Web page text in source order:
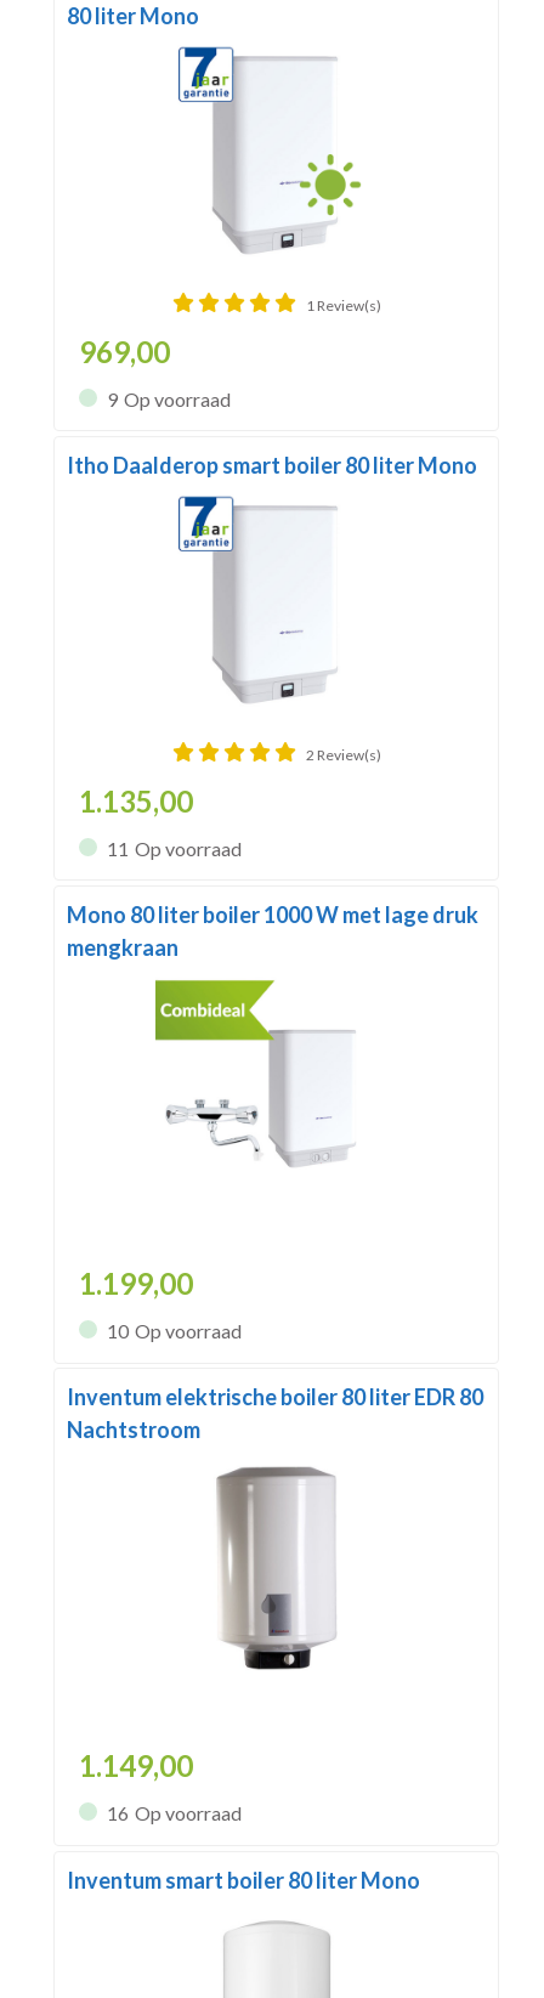
80 liter Mono
1 Review(s)
969,00
9 Op voorraad
Itho Daalderop smart boiler 80 liter Mono
2 Review(s)
1.135,00
11 Op voorraad
Mono 80 liter boiler 1000 W met lage druk
mengkraan
1.199,00
10 Op voorraad
Inventum elektrische boiler 80 liter EDR 80
Nachtstroom
1.149,00
16 Op voorraad
Inventum smart boiler 80 liter Mono